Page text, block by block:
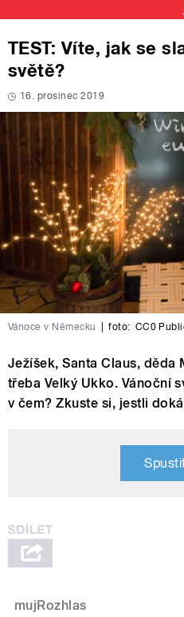
TEST: Víte, jak se
světě?
16. prosinec 2019
Vánoce v Německu foto: CC0
Ježíšek, Santa Claus, děda
třeba Velký Ukko. Vánoční
v čem? Zkuste si, jestli
mujRozhlas